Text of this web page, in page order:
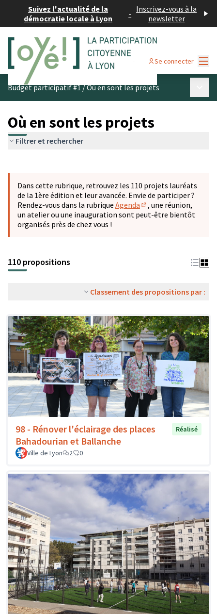
Suivez l'actualité de la
démocratie locale à Lyon
- Inscrivez-vous à la
newsletter
Se connecter
Budget participatif #1/Où en sont les projets
Où en sont les projets
Filtrer et rechercher
−
Dans cette rubrique, retrouvez les 110 projets lauréats
de la 1ère édition et leur avancée. Envie de participer ?
Rendez-vous dans la rubrique Agenda
(S'ouvre dans un
, une réunion,
un atelier ou une inauguration sont peut-être bientôt
organisés près de chez vous !
110 propositions
Classement des propositions par :
98 - Rénover l'éclairage des places
Bahadourian et Ballanche
Réalisé
Ville de Lyon 2 0